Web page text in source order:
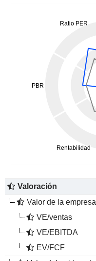
Valoración
Valor de la empresa
VE/ventas
VE/EBITDA
EV/FCF